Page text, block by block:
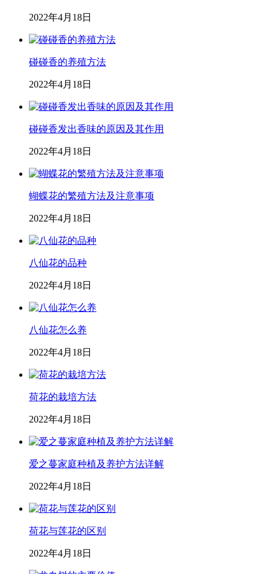
2022年4月18日
碰碰香的养殖方法
2022年4月18日
碰碰香发出香味的原因及其作用
2022年4月18日
蝴蝶花的繁殖方法及注意事项
2022年4月18日
八仙花的品种
2022年4月18日
八仙花怎么养
2022年4月18日
荷花的栽培方法
2022年4月18日
爱之蔓家庭种植及养护方法详解
2022年4月18日
荷花与莲花的区别
2022年4月18日